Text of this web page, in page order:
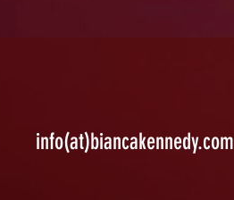
info(at)biancakennedy.com